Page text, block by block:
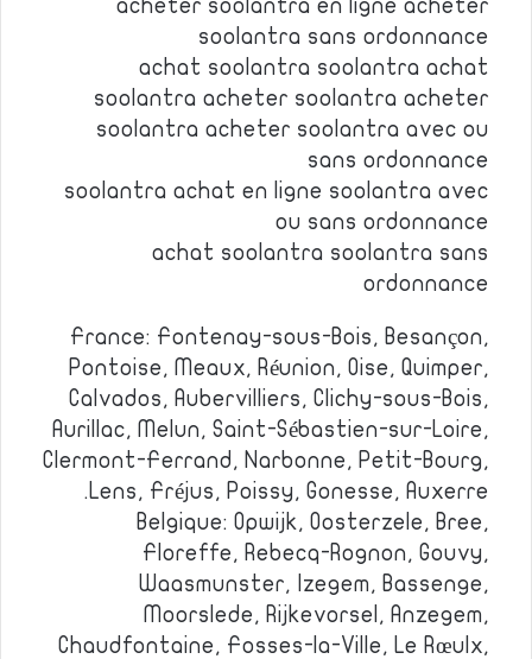
acheter soolantra en ligne acheter
soolantra sans ordonnance
achat soolantra soolantra achat
soolantra acheter soolantra acheter
soolantra acheter soolantra avec ou
sans ordonnance
soolantra achat en ligne soolantra avec
ou sans ordonnance
achat soolantra soolantra sans
ordonnance
France: Fontenay-sous-Bois, Besançon,
Pontoise, Meaux, Réunion, Oise, Quimper,
Calvados, Aubervilliers, Clichy-sous-Bois,
Aurillac, Melun, Saint-Sébastien-sur-Loire,
Clermont-Ferrand, Narbonne, Petit-Bourg,
Lens, Fréjus, Poissy, Gonesse, Auxerre.
Belgique: Opwijk, Oosterzele, Bree,
Floreffe, Rebecq-Rognon, Gouvy,
Waasmunster, Izegem, Bassenge,
Moorslede, Rijkevorsel, Anzegem,
Chaudfontaine, Fosses-la-Ville, Le Rœulx,